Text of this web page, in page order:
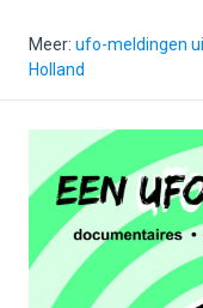
Meer: ufo-meldingen
Holland